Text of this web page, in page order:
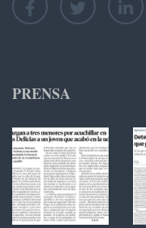
PRENSA